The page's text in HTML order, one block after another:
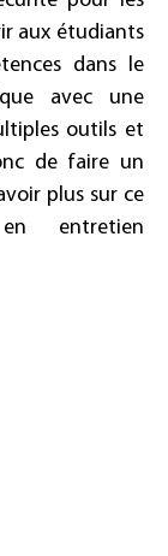
aux étudiants
dans le
avec une
outils et
de faire un
plus sur ce
entretien